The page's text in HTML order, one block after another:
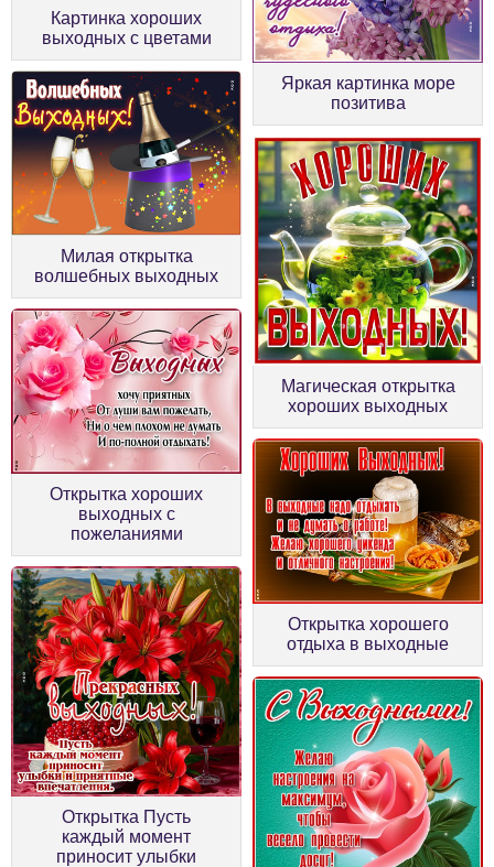
Картинка хороших
выходных с цветами
Яркая картинка море
позитива
Милая открытка
волшебных выходных
Магическая открытка
хороших выходных
Открытка хороших
выходных с
пожеланиями
Открытка хорошего
отдыха в выходные
Открытка Пусть
каждый момент
приносит улыбки